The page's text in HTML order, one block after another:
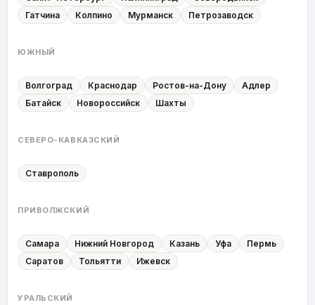
Гатчина
Колпино Мурманск Петрозаводск
ЮЖНЫЙ
Волгоград Краснодар Ростов-на-Дону
Адлер
Батайск
Новороссийск Шахты
СЕВЕРО-КАВКАЗСКИЙ
Ставрополь
ПРИВОЛЖСКИЙ
Самара Нижний Новгород Казань Уфа
Пермь
Саратов
Тольятти Ижевск
УРАЛЬСКИЙ